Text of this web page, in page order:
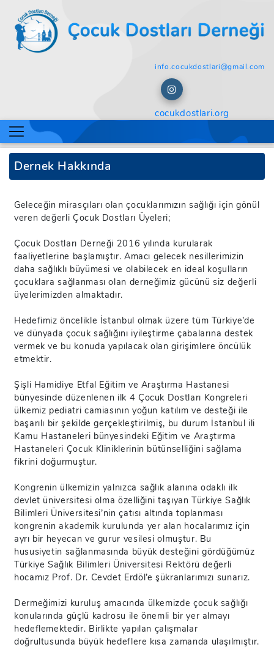
info.cocukdostlari@gmail.com
cocukdostlari.org
Dernek Hakkında
Geleceğin mirasçıları olan çocuklarımızın sağlığı için gönül
veren değerli Çocuk Dostları Üyeleri;
Çocuk Dostları Derneği 2016 yılında kurularak
faaliyetlerine başlamıştır. Amacı gelecek nesillerimizin
daha sağlıklı büyümesi ve olabilecek en ideal koşulların
çocuklara sağlanması olan derneğimiz gücünü siz değerli
üyelerimizden almaktadır.
Hedefimiz öncelikle İstanbul olmak üzere tüm Türkiye’de
ve dünyada çocuk sağlığını iyileştirme çabalarına destek
vermek ve bu konuda yapılacak olan girişimlere öncülük
etmektir.
Şişli Hamidiye Etfal Eğitim ve Araştırma Hastanesi
bünyesinde düzenlenen ilk 4 Çocuk Dostları Kongreleri
ülkemiz pediatri camiasının yoğun katılım ve desteği ile
başarılı bir şekilde gerçekleştirilmiş, bu durum İstanbul ili
Kamu Hastaneleri bünyesindeki Eğitim ve Araştırma
Hastaneleri Çocuk Kliniklerinin bütünselliğini sağlama
fikrini doğurmuştur.
Kongrenin ülkemizin yalnızca sağlık alanına odaklı ilk
devlet üniversitesi olma özelliğini taşıyan Türkiye Sağlık
Bilimleri Üniversitesi’nin çatısı altında toplanması
kongrenin akademik kurulunda yer alan hocalarımız için
ayrı bir heyecan ve gurur vesilesi olmuştur. Bu
hususiyetin sağlanmasında büyük desteğini gördüğümüz
Türkiye Sağlık Bilimleri Üniversitesi Rektörü değerli
hocamız Prof. Dr. Cevdet Erdöl’e şükranlarımızı sunarız.
Dermeğimizi kuruluş amacında ülkemizde çocuk sağlığı
konularında güçlü kadrosu ile önemli bir yer almayı
hedeflemektedir. Birlikte yapılan çalışmalar
doğrultusunda büyük hedeflere kısa zamanda ulaşılmıştır.